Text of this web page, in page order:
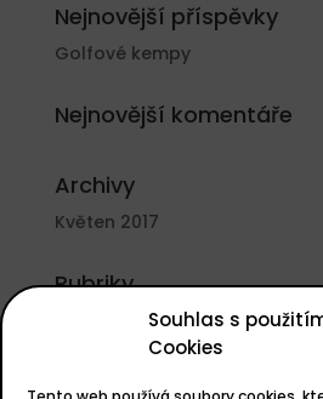
Souhlas s
Cookies
Nejnovější příspěvky
Golfové kempy
Nejnovější komentáře
Archivy
Květen 2017
Rubriky
Nezařazené
Základní informace